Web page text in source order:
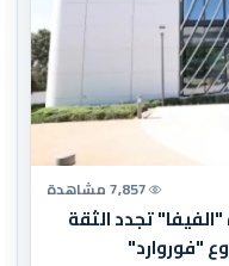
7,857 مشاهدة
تجدد الثقة
"فوروارد"